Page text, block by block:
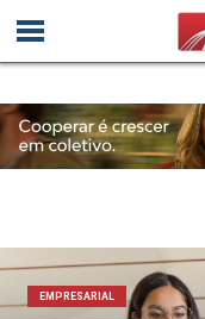
EMPRESARIAL